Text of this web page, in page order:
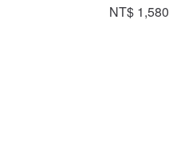
NT$ 1,580